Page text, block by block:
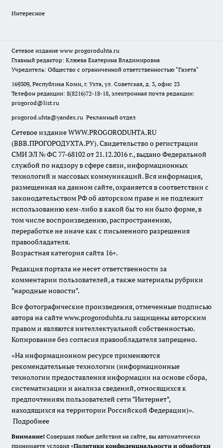
Интересное
Сетевое издание www.progoroduhta.ru
Главный редактор: Клюева Екатерина Владимировна
Учредитель: Общество с ограниченной ответственностью "Газета"
169309, Республика Коми, г. Ухта, ул. Советская, д. 3, офис 23
Телефон редакции: 8(8216)72-18-18, электронная почта редакции:
progorod@list.ru
progorod.uhta@yandex.ru Рекламный отдел
Сетевое издание WWW.PROGORODUHTA.RU
(ВВВ.ПРОГОРОДУХТА.РУ). Свидетельство о регистрации
СМИ ЭЛ № ФС 77-68102 от 21.12.2016 г., выдано Федеральной
службой по надзору в сфере связи, информационных
технологий и массовых коммуникаций. Вся информация,
размещенная на данном сайте, охраняется в соответствии с
законодательством РФ об авторском праве и не подлежит
использованию кем-либо в какой бы то ни было форме, в
том числе воспроизведению, распространению,
переработке не иначе как с письменного разрешения
правообладателя.
Возрастная категория сайта 16+.
Редакция портала не несет ответственности за
комментарии пользователей, а также материалы рубрики
"народные новости".
Все фотографические произведения, отмеченные подписью
автора на сайте www.progoroduhta.ru защищены авторским
правом и являются интеллектуальной собственностью.
Копирование без согласия правообладателя запрещено.
«На информационном ресурсе применяются
рекомендательные технологии (информационные
технологии предоставления информации на основе сбора,
систематизации и анализа сведений, относящихся к
предпочтениям пользователей сети "Интернет",
находящихся на территории Российской Федерации)».
Подробнее
Внимание! Совершая любые действия на сайте, вы автоматически
принимаете условия «Политики конфиденциальности и обработки